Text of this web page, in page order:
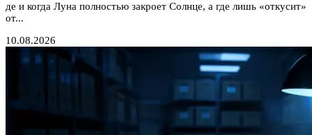
де и когда Луна полностью закроет Солнце, а где лишь «откусит»
от...
10.08.2026